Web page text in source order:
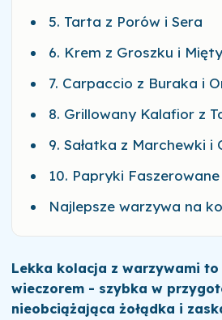
5. Tarta z Porów i Sera
6. Krem z Groszku i
7. Carpaccio z Buraka i
8. Grillowany Kalafior z
9. Sałatka z Marchewki i
10. Papryki
Najlepsze warzywa na
Lekka kolacja z warzywami
wieczorem - szybka w
nieobciążająca żołądka i